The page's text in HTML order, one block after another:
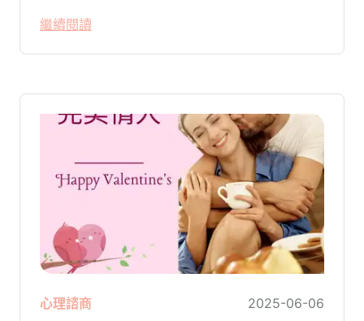
繼續閱讀
心理諮商 2025-06-06